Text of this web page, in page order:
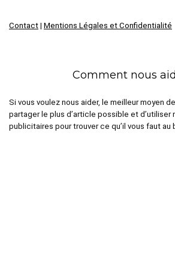
Contact | Mentions Légales et Confidentialité
Comment nous
Si vous voulez nous aider, le meilleur moyen
partager le plus d’article possible et d’utiliser
publicitaires pour trouver ce qu’il vous faut au